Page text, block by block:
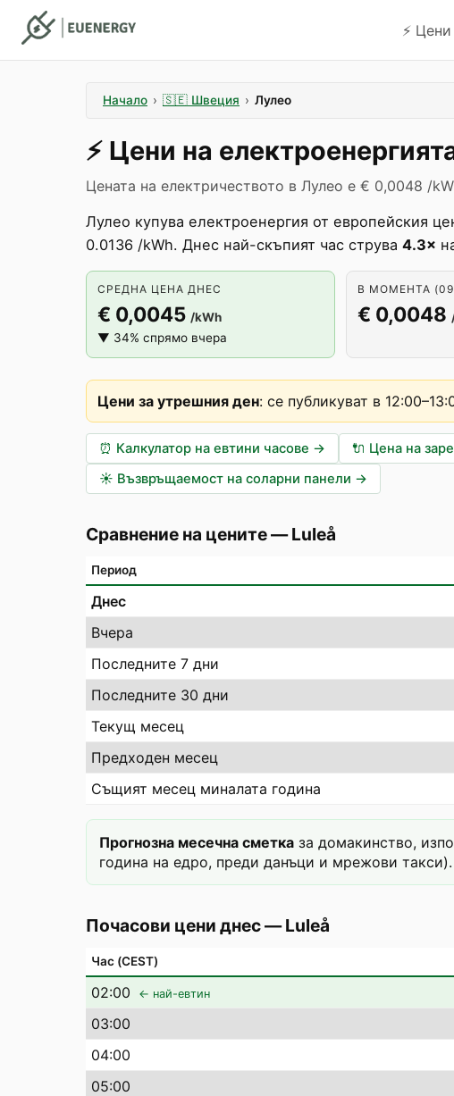
⚡️
Начало › 🇸🇪 Швеция › Лулео
⚡️ Цени на
Цената на електричеството в Лулео е € 0,0048 /
Лулео купува електроенергия от европейския
0.0136 /kWh. Днес най-скъпият час струва 4.3×
СРЕДНА ЦЕНА ДНЕС
€ 0,0045 /kWh
▼ 34% спрямо вчера
В МОМЕНТА
€ 0,0048
Цени за утрешния ден: се публикуват в
⏰ Калкулатор на евтини часове → 🔌 Цена на
☀️ Възвръщаемост на соларни панели →
Сравнение на цените—Luleå
Период
Днес
Вчера
Последните 7 дни
Последните 30 дни
Текущ месец
Предходен месец
Същият месец миналата година
Прогнозна месечна сметка за домакинство,
година на едро, преди данъци и мрежови такси).
Почасови цени днес—Luleå
Час (CEST)
02:00 ← най-евтин
03:00
04:00
05:00